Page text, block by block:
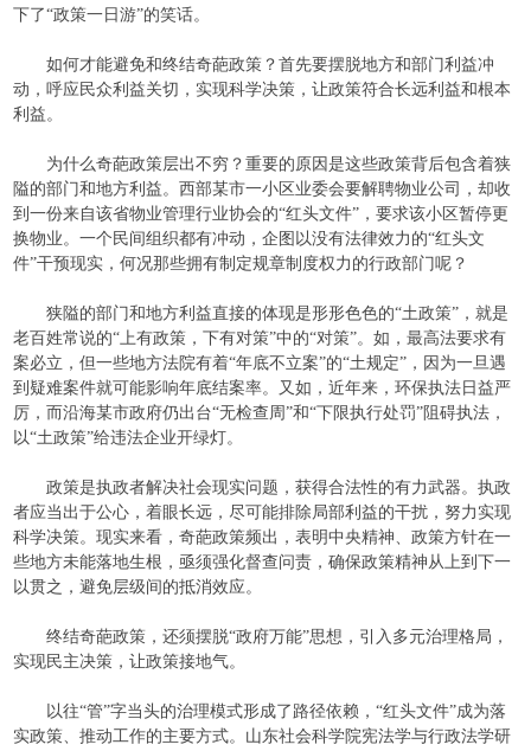
下了“政策一日游”的笑话。
如何才能避免和终结奇葩政策？首先要摆脱地方和部门利益冲
动，呼应民众利益关切，实现科学决策，让政策符合长远利益和根本
利益。
为什么奇葩政策层出不穷？重要的原因是这些政策背后包含着狭
隘的部门和地方利益。西部某市一小区业委会要解聘物业公司，却收
到一份来自该省物业管理行业协会的“红头文件”，要求该小区暂停更
换物业。一个民间组织都有冲动，企图以没有法律效力的“红头文
件”干预现实，何况那些拥有制定规章制度权力的行政部门呢？
狭隘的部门和地方利益直接的体现是形形色色的“土政策”，就是
老百姓常说的“上有政策，下有对策”中的“对策”。如，最高法要求有
案必立，但一些地方法院有着“年底不立案”的“土规定”，因为一旦遇
到疑难案件就可能影响年底结案率。又如，近年来，环保执法日益严
厉，而沿海某市政府仍出台“无检查周”和“下限执行处罚”阻碍执法，
以“土政策”给违法企业开绿灯。
政策是执政者解决社会现实问题，获得合法性的有力武器。执政
者应当出于公心，着眼长远，尽可能排除局部利益的干扰，努力实现
科学决策。现实来看，奇葩政策频出，表明中央精神、政策方针在一
些地方未能落地生根，亟须强化督查问责，确保政策精神从上到下一
以贯之，避免层级间的抵消效应。
终结奇葩政策，还须摆脱“政府万能”思想，引入多元治理格局，
实现民主决策，让政策接地气。
以往“管”字当头的治理模式形成了路径依赖，“红头文件”成为落
实政策、推动工作的主要方式。山东社会科学院宪法学与行政法学研